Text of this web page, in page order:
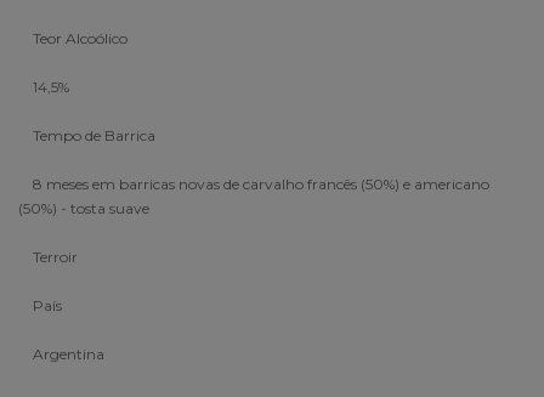
Teor Alcoólico
14,5%
Tempo de Barrica
8 meses em barricas novas de carvalho francês (50%) e americano
(50%) - tosta suave
Terroir
País
Argentina